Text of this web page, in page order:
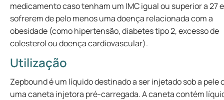
medicamento caso tenham um IMC igual ou superior a 27
sofrerem de pelo menos uma doença relacionada com a
obesidade (como hipertensão, diabetes tipo 2, excesso de
colesterol ou doença cardiovascular).
Utilização
Zepbound é um líquido destinado a ser injetado sob a pele
uma caneta injetora pré-carregada. A caneta contém